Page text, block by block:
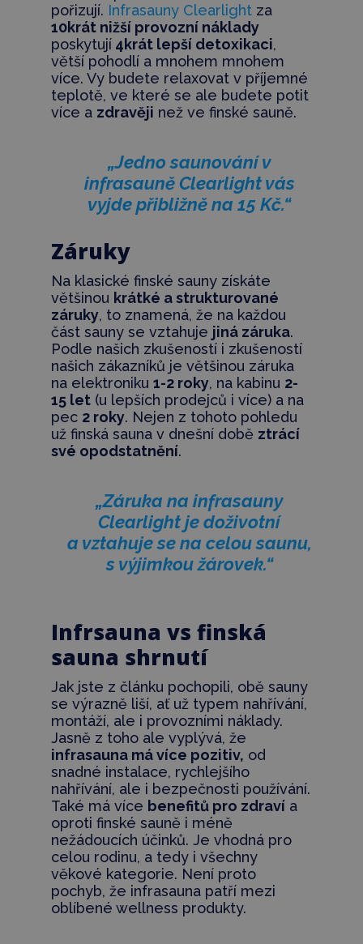
pořizují. Infrasauny Clearlightza
10krát nižší provozní náklady
poskytují4krát lepší detoxikaci,
větší pohodlí a mnohem mnohem
více. Vy budete relaxovat v příjemné
teplotě, ve které se ale budete potit
více a zdravěji než ve finské sauně.
„Jedno saunování v
infrasauně Clearlight vás
vyjde přibližně na 15 Kč.“
Záruky
Na klasické finské sauny získáte
většinou krátké a strukturované
záruky, to znamená, že na každou
část sauny se vztahuje jiná záruka.
Podle našich zkušeností i zkušeností
našich zákazníků je většinou záruka
na elektroniku 1-2 roky, na kabinu 2-
15 let(u lepších prodejců i více) a na
pec 2 roky. Nejen z tohoto pohledu
už finská sauna v dnešní době ztrácí
své opodstatnění.
„Záruka na infrasauny
Clearlight je doživotní
a vztahuje se na celou saunu,
s výjimkou žárovek.“
Infrsauna vs finská
sauna shrnutí
Jak jste z článku pochopili, obě sauny
se výrazně liší, ať už typem nahřívání,
montáží, ale i provozními náklady.
Jasně z toho ale vyplývá, že
infrasauna má více pozitiv, od
snadné instalace, rychlejšího
nahřívání, ale i bezpečnosti používání.
Také má více benefitů pro zdravía
oproti finské sauně i méně
nežádoucích účinků. Je vhodná pro
celou rodinu, a tedy i všechny
věkové kategorie. Není proto
pochyb, že infrasauna patří mezi
oblíbené wellness produkty.